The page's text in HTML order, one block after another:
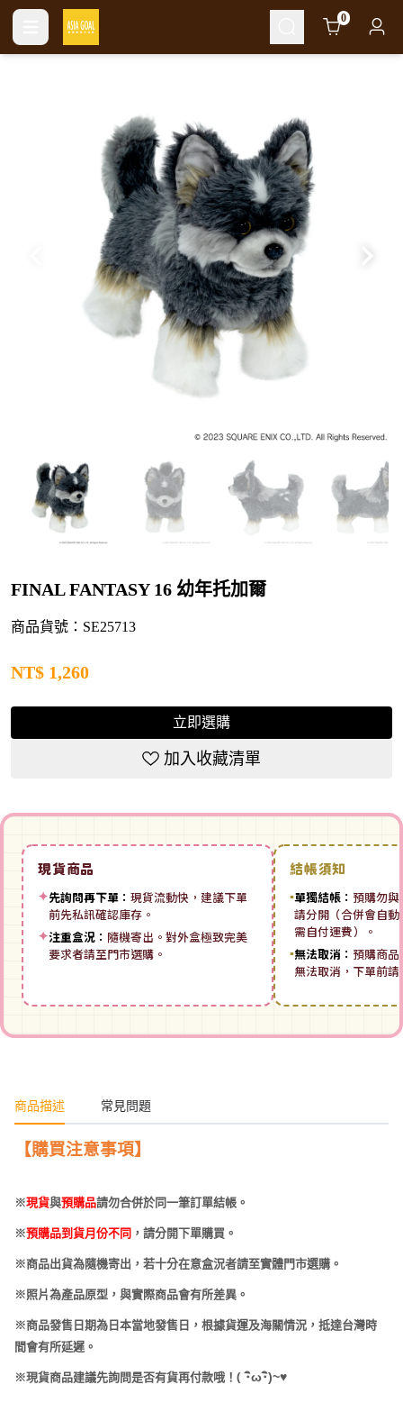
Cart 0
FINAL FANTASY 16 幼年托加爾
商品貨號：SE25713
NT$ 1,260
立即選購
加入收藏清單
現貨商品
✦先詢問再下單： 現貨流動快，建議下單
前先私訊確認庫存。
✦注重盒況： 隨機寄出。對外盒極致完美
要求者請至門市選購。
結帳須知
▪單獨結帳： 預購勿與
請分開（合併會自
需自付運費）。
▪無法取消： 預購商品
無法取消，下單前
商品描述 常見問題
【購買注意事項】
※現貨與預購品請勿合併於同一筆訂單結帳。
※預購品到貨月份不同 ，請分開下單購買。
※商品出貨為隨機寄出，若十分在意盒況者請至實體門市選購。
※照片為產品原型，與實際商品會有所差異。
※商品發售日期為日本當地發售日，根據貨運及海關情況，抵達台灣時
間會有所延遲。
※現貨商品建議先詢問是否有貨再付款哦！ (･ω･)~♥